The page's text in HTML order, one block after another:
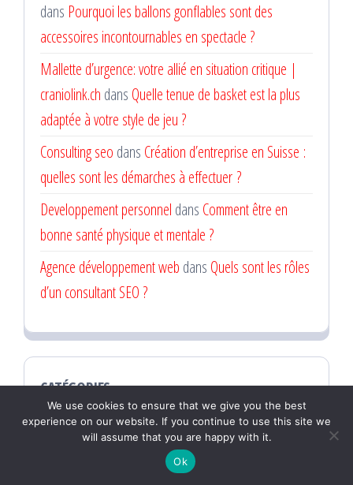
dans Pourquoi les ballons gonflables sont des
accessoires incontournables en spectacle ?
Mallette d’urgence: votre allié en situation critique |
craniolink.ch dans Quelle tenue de basket est la plus
adaptée à votre style de jeu ?
Consulting seo dans Création d’entreprise en Suisse :
quelles sont les démarches à effectuer ?
Developpement personnel dans Comment être en
bonne santé physique et mentale ?
Agence développement web dans Quels sont les rôles
d’un consultant SEO ?
CATÉGORIES
Catégories
We use cookies to ensure that we give you the best
experience on our website. If you continue to use this site we
will assume that you are happy with it.
Ok